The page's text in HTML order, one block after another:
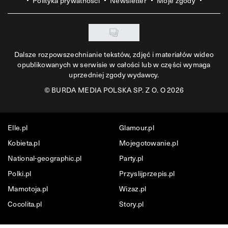
Dalsze rozpowszechnianie tekstów, zdjęć i materiałów wideo
opublikowanych w serwisie w całości lub w części wymaga
uprzedniej zgody wydawcy.
©BURDA MEDIA POLSKA SP. Z O. O 2026
Elle.pl
Glamour.pl
Kobieta.pl
Mojegotowanie.pl
National-geographic.pl
Party.pl
Polki.pl
Przyslijprzepis.pl
Mamotoja.pl
Wizaz.pl
Cocolita.pl
Story.pl